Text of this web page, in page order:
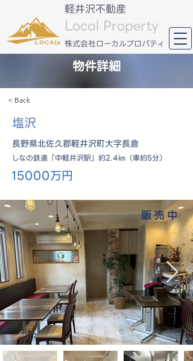
軽井沢不動産
Local Property
​株式会社ローカルプロパティ
物件詳細
< Back
塩沢
長野県北佐久郡軽井沢町大字長倉
しなの鉄道「中軽井沢駅」約2.4㎞（車約5分）
15000万円
販売中